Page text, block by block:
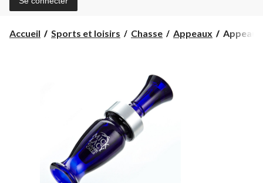
Accueil Sports et loisirs Chasse Appeaux
Appeau
Appeau